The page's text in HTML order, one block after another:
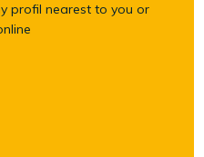
profil nearest to you or